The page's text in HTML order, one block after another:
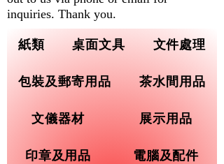
紙類 桌面文具 文件處理
包裝及郵寄用品 茶水間用品
文儀器材 展示用品
印章及用品 電腦及配件
inquiries. Thank you.